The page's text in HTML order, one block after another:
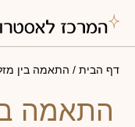
דף הבית / התאמה בין
התאמה